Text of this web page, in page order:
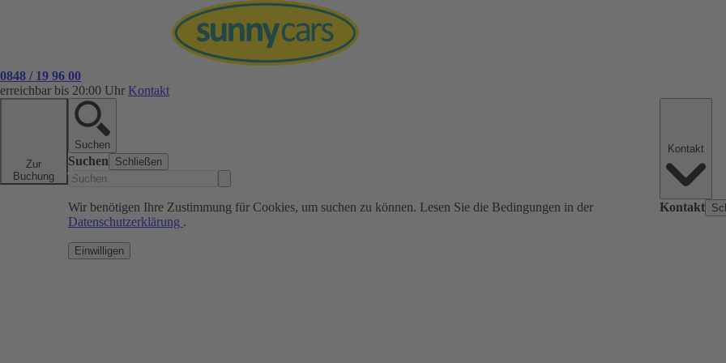
0848 / 19 96 00
erreichbar bis 20:00 Uhr Kontakt
Zur
Buchung
Suchen
Suchen Schließen
Wir benötigen Ihre Zustimmung für Cookies, um suchen zu können. Lesen Sie die Bedingungen in der
Datenschutzerklärung .
Einwilligen
Kontakt